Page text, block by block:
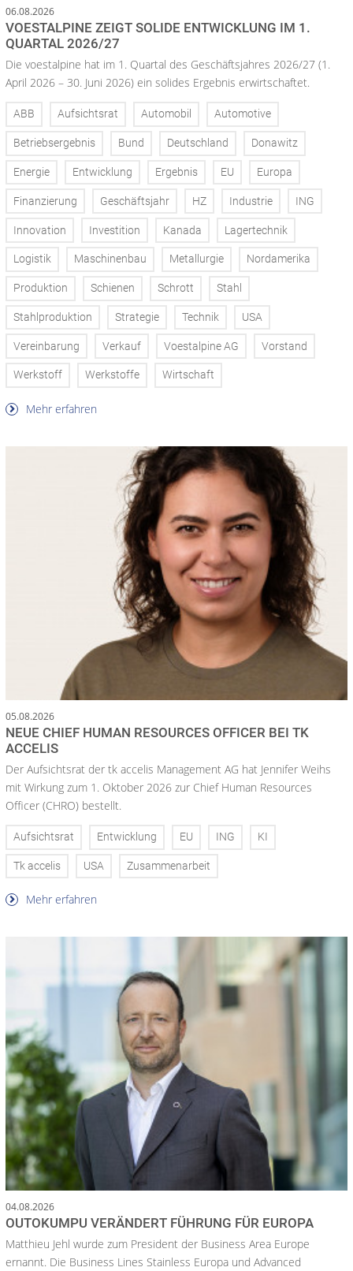
06.08.2026
VOESTALPINE ZEIGT SOLIDE ENTWICKLUNG IM 1.
QUARTAL 2026/27
Die voestalpine hat im 1. Quartal des Geschäftsjahres 2026/27 (1.
April 2026 – 30. Juni 2026) ein solides Ergebnis erwirtschaftet.
ABB Aufsichtsrat Automobil Automotive
Betriebsergebnis Bund Deutschland Donawitz
Energie Entwicklung Ergebnis EU Europa
Finanzierung Geschäftsjahr HZ Industrie ING
Innovation Investition Kanada Lagertechnik
Logistik Maschinenbau Metallurgie Nordamerika
Produktion Schienen Schrott Stahl
Stahlproduktion Strategie Technik USA
Vereinbarung Verkauf Voestalpine AG Vorstand
Werkstoff Werkstoffe Wirtschaft
Mehr erfahren
05.08.2026
NEUE CHIEF HUMAN RESOURCES OFFICER BEI TK
ACCELIS
Der Aufsichtsrat der tk accelis Management AG hat Jennifer Weihs
mit Wirkung zum 1. Oktober 2026 zur Chief Human Resources
Officer (CHRO) bestellt.
Aufsichtsrat Entwicklung EU ING KI
Tk accelis USA Zusammenarbeit
Mehr erfahren
04.08.2026
OUTOKUMPU VERÄNDERT FÜHRUNG FÜR EUROPA
Matthieu Jehl wurde zum President der Business Area Europe
ernannt. Die Business Lines Stainless Europa und Advanced